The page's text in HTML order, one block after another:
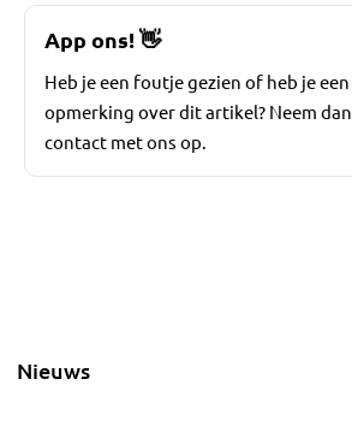
App ons!👋
Heb je een foutje gezien of heb je een
opmerking over dit artikel? Neem dan
contact met ons op.
Nieuws